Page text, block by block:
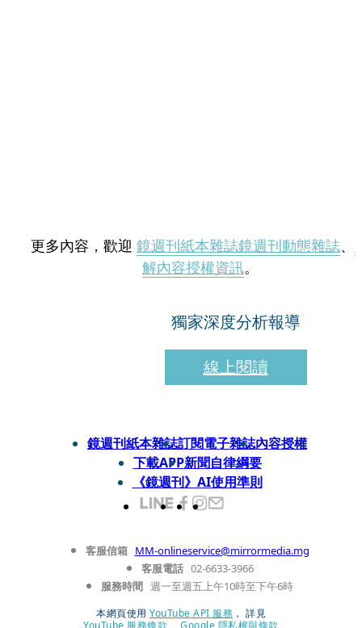
更多內容，歡迎 鏡週刊紙本雜誌鏡週刊動態雜誌、
解內容授權資訊。
獨家深度分析報導
線上閱讀
鏡週刊紙本雜誌訂閱電子雜誌內容授權
下載APP新聞自律綱要
《鏡週刊》AI使用準則
客服信箱 MM-onlineservice@mirrormedia.mg
客服電話 02-6633-3966
服務時間 週一至週五上午10時至下午6時
本網頁使用 YouTube API 服務 ， 詳見